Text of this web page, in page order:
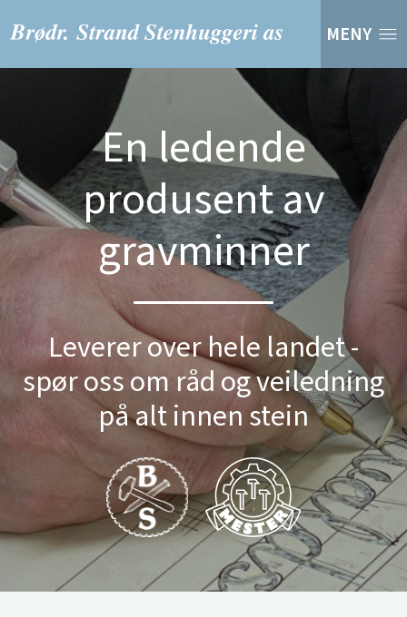
MENY
En ledende
produsent av
gravminner
Leverer over hele landet -
spør oss om råd og veiledning
på alt innen stein